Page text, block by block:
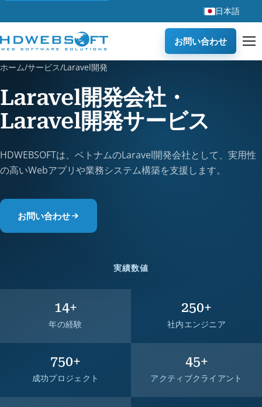
日本語
お問い合わせ
ホーム/サービス/Laravel開発
Laravel開発会社・
Laravel開発サービス
HDWEBSOFTは、ベトナムのLaravel開発会社として、実用性
の高いWebアプリや業務システム構築を支援します。
お問い合わせ
実績数値
14+
年の経験
250+
社内エンジニア
750+
成功プロジェクト
45+
アクティブクライアント